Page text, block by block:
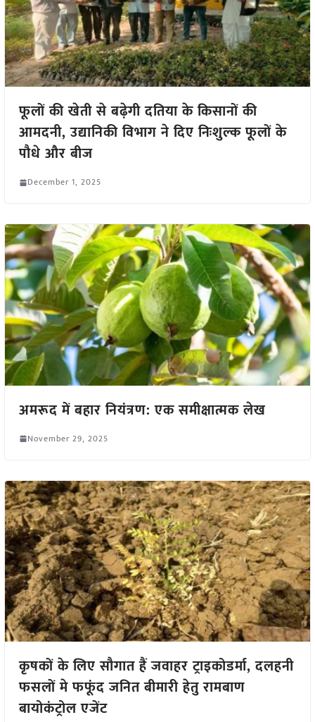
फूलों की खेती से बढ़ेगी दतिया के किसानों की
आमदनी, उद्यानिकी विभाग ने दिए निःशुल्क फूलों के
पौधे और बीज
December 1, 2025
अमरूद में बहार नियंत्रण: एक समीक्षात्मक लेख
November 29, 2025
कृषकों के लिए सौगात हैं जवाहर ट्राइकोडर्मा, दलहनी
फसलों मे फफूंद जनित बीमारी हेतु रामबाण
बायोकंट्रोल एजेंट